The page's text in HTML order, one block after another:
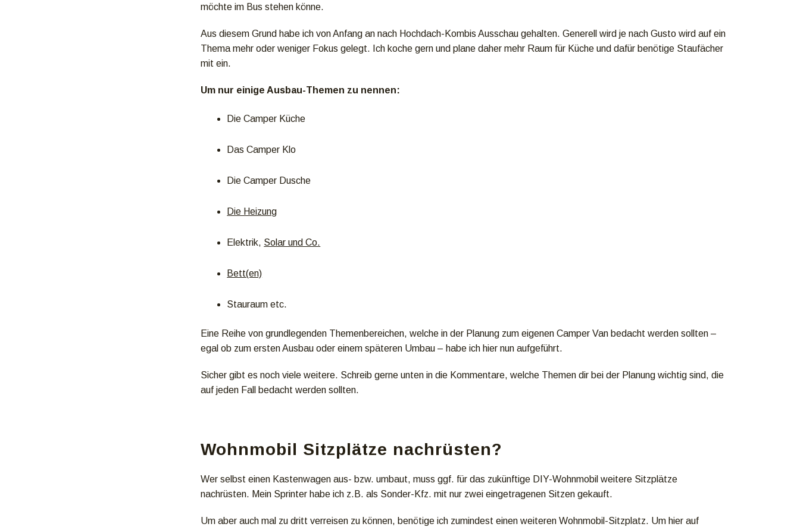
möchte im Bus stehen könne.
Aus diesem Grund habe ich von Anfang an nach Hochdach-Kombis Ausschau gehalten. Generell wird je nach Gusto wird auf ein
Thema mehr oder weniger Fokus gelegt. Ich koche gern und plane daher mehr Raum für Küche und dafür benötige Staufächer
mit ein.
Um nur einige Ausbau-Themen zu nennen:
Die Camper Küche
Das Camper Klo
Die Camper Dusche
Die Heizung
Elektrik, Solar und Co.
Bett(en)
Stauraum etc.
Eine Reihe von grundlegenden Themenbereichen, welche in der Planung zum eigenen Camper Van bedacht werden sollten –
egal ob zum ersten Ausbau oder einem späteren Umbau – habe ich hier nun aufgeführt.
Sicher gibt es noch viele weitere. Schreib gerne unten in die Kommentare, welche Themen dir bei der Planung wichtig sind, die
auf jeden Fall bedacht werden sollten.
Wohnmobil Sitzplätze nachrüsten?
Wer selbst einen Kastenwagen aus- bzw. umbaut, muss ggf. für das zukünftige DIY-Wohnmobil weitere Sitzplätze
nachrüsten. Mein Sprinter habe ich z.B. als Sonder-Kfz. mit nur zwei eingetragenen Sitzen gekauft.
Um aber auch mal zu dritt verreisen zu können, benötige ich zumindest einen weiteren Wohnmobil-Sitzplatz. Um hier auf